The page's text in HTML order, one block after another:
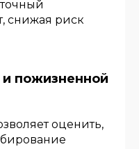
снижая риск
пожизненной
оценить,